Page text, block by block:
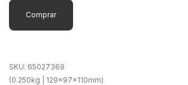
Comprar
SKU: 65027369
(0.250kg | 129x97x110mm)